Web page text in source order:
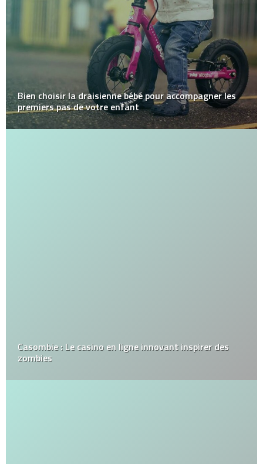
Bien choisir la draisienne bébé pour accompagner les
premiers pas de votre enfant
Casombie : Le casino en ligne innovant inspirer des
zombies